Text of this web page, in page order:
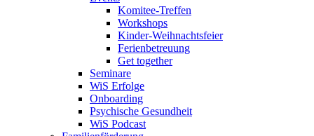
Komitee-Treffen
Workshops
Kinder-Weihnachtsfeier
Ferienbetreuung
Get together
Seminare
WiS Erfolge
Onboarding
Psychische Gesundheit
WiS Podcast